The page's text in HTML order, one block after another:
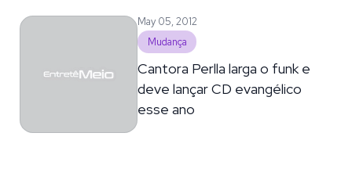
May 05, 2012
Mudança
Cantora Perlla larga o funk e
deve lançar CD evangélico
esse ano